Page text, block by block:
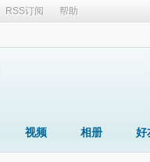
RSS订阅 帮助
视频 相册 好